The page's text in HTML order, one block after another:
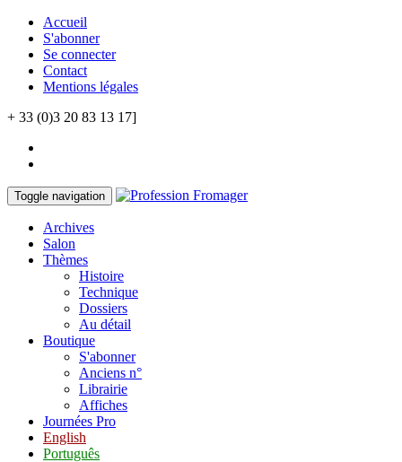
Accueil
S'abonner
Se connecter
Contact
Mentions légales
+ 33 (0)3 20 83 13 17]
Toggle navigation
Archives
Salon
Thèmes
Histoire
Technique
Dossiers
Au détail
Boutique
S'abonner
Anciens n°
Librairie
Affiches
Journées Pro
English
Português